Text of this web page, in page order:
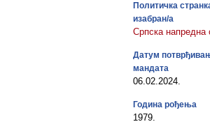
Политичка
изабран/а
Српска напредна
Датум
мандата
06.02.2024.
Година рођења
1979.